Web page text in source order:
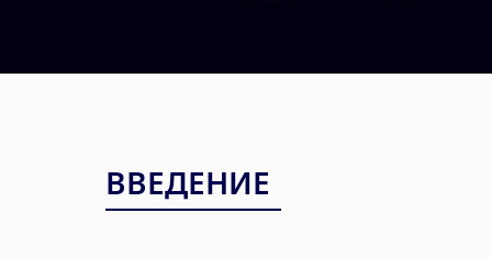
ВВЕДЕНИЕ